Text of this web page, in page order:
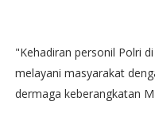
"Kehadiran personil Polri
melayani masyarakat
dermaga keberangkatan